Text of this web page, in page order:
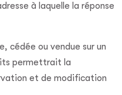
à laquelle la réponse
cédée ou vendue sur un
permettrait la
et de modification